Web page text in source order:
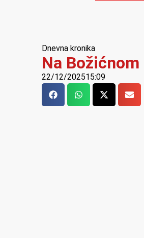
Dnevna kronika
Na
22/12/202515:09